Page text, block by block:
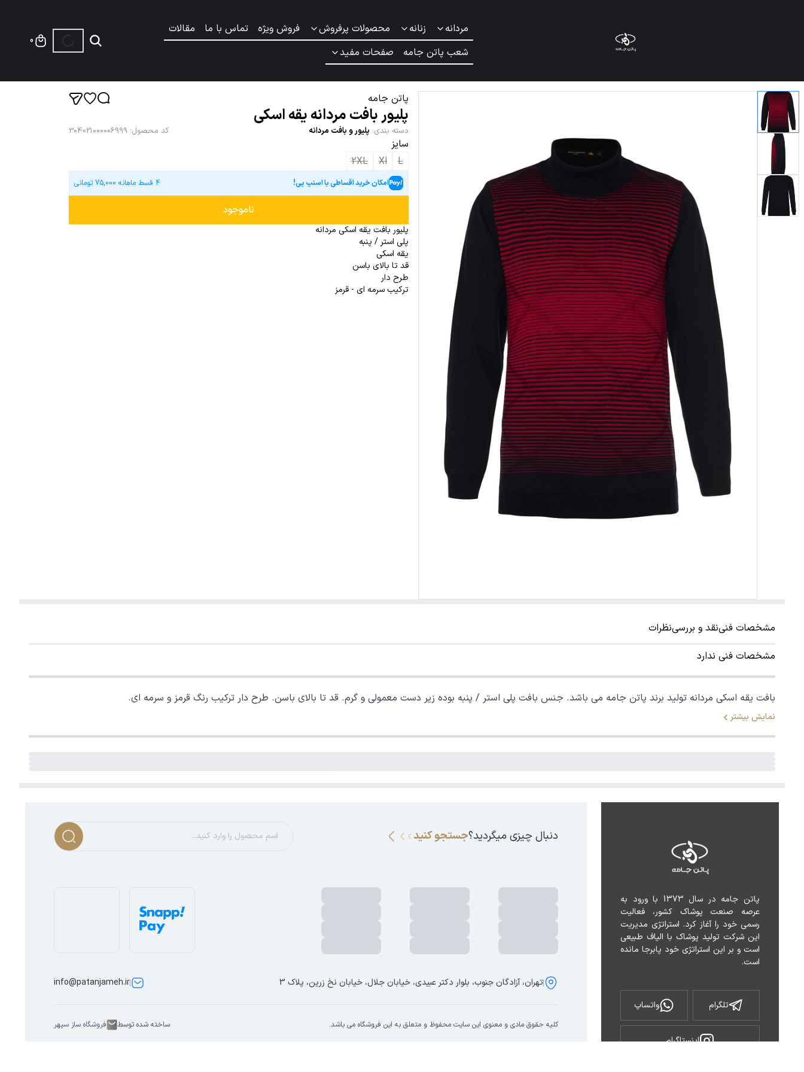
مردانه زنانه محصولات پرفروش فروش ویژه تماس با ما
مقالات
شعب پاتن جامه
صفحات مفید
0
پاتن جامه
پلیور بافت مردانه یقه اسکی
دسته بندی: پلیور و بافت مردانه کد محصول:
304021000006999
سایز
L
Xl
2XL
امکان خرید اقساطی با اسنپ پی! 4 قسط ماهانه 75,000 تومانی
ناموجود
پلیور بافت یقه اسکی مردانه
پلی استر / پنبه
یقه اسکی
قد تا بالای باسن
طرح دار
ترکیب سرمه ای - قرمز
مشخصات فنینقد و بررسینظرات
مشخصات فنی ندارد
بافت یقه اسکی مردانه تولید برند پاتن جامه می باشد. جنس بافت پلی استر / پنبه بوده زیر دست معمولی و گرم. قد تا بالای باسن. طرح دار ترکیب رنگ قرمز و سرمه ای.
نمایش بیشتر
است.
تلگرام واتساپ
اینستاگرام
دنبال چیزی میگردید؟جستجو کنید
تهران، آزادگان جنوب، بلوار دکتر عبیدی، خیابان جلال، خیابان نخ زرین، پلاک 3 info@patanjameh.ir
کلیه حقوق مادی و معنوی این سایت محفوظ و متعلق به این فروشگاه می باشد. ساخته شده توسط فروشگاه ساز سپهر